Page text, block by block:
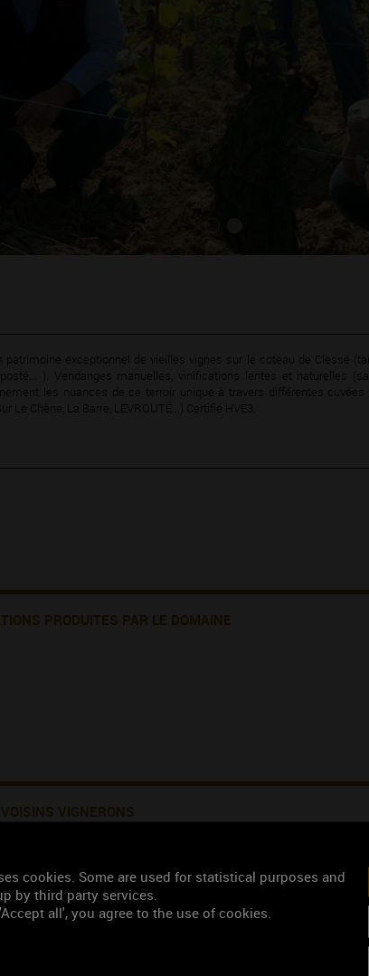
exceptionnel de vieilles vignes sur le coteau de Clessé
). Vendanges manuelles, vinifications lentes et naturelles
les nuances de ce terroir unique à travers différentes cuvées
Le Chêne, La Barre, LEVROUTÉ...) Certifié HVE3.
PRODUITES PAR LE DOMAINE
VIGNERONS
cookies. Some are used for statistical purposes and
by third party services.
all', you agree to the use of cookies.